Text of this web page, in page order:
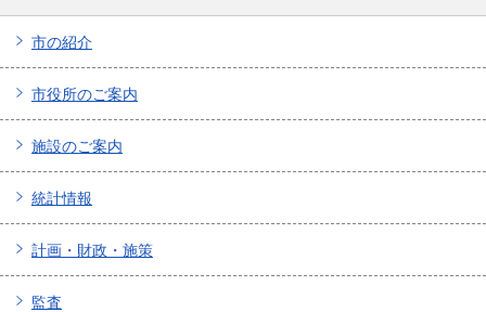
市の紹介
市役所のご案内
施設のご案内
統計情報
計画・財政・施策
監査